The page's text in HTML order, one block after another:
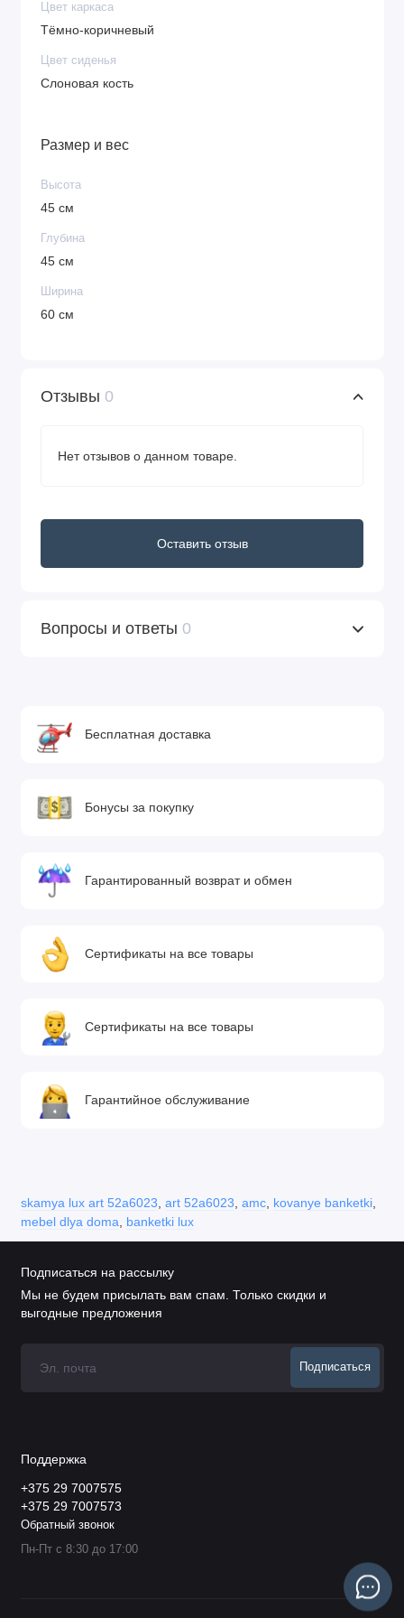
Цвет каркаса
Тёмно-коричневый
Цвет сиденья
Слоновая кость
Размер и вес
Высота
45 см
Глубина
45 см
Ширина
60 см
Отзывы 0
Нет отзывов о данном товаре.
Оставить отзыв
Вопросы и ответы 0
Бесплатная доставка
Бонусы за покупку
Гарантированный возврат и обмен
Сертификаты на все товары
Сертификаты на все товары
Гарантийное обслуживание
skamya lux art 52a6023, art 52a6023, amc, kovanye banketki,
mebel dlya doma, banketki lux
Подписаться на рассылку
Мы не будем присылать вам спам. Только скидки и
выгодные предложения
Подписаться
Поддержка
+375 29 7007575
+375 29 7007573
Обратный звонок
Пн-Пт с 8:30 до 17:00